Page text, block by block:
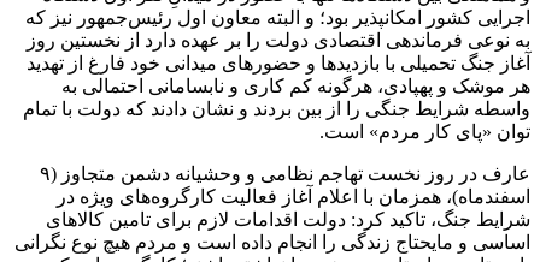
اجرایی کشور امکانپذیر بود؛ و البته معاون اول رئیس‌جمهور نیز که
به نوعی فرماندهی اقتصادی دولت را بر عهده دارد از نخستین روز
آغاز جنگ تحمیلی با بازدیدها و حضورهای میدانی خود فارغ از تهدید
هر موشک و پهپادی، هرگونه کم کاری و نابسامانی احتمالی به
واسطه شرایط جنگی را از بین بردند و نشان دادند که دولت با تمام
توان «پای کار مردم» است.
عارف در روز نخست تهاجم نظامی و وحشیانه دشمن متجاوز (۹
اسفندماه)، همزمان با اعلام آغاز فعالیت کارگروه‌های ویژه در
شرایط جنگ، تاکید کرد: دولت اقدامات لازم برای تامین کالاهای
اساسی و مایحتاج زندگی را انجام داده است و مردم هیچ نوع نگرانی